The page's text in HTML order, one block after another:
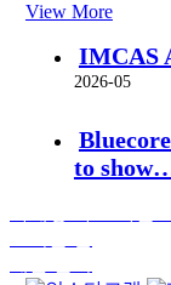
View More
IMCAS
2026-05
to